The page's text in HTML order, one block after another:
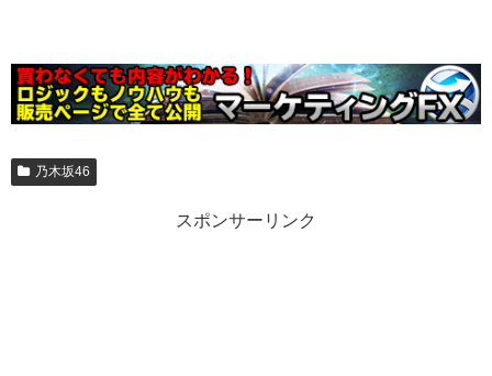
乃木坂46
スポンサーリンク